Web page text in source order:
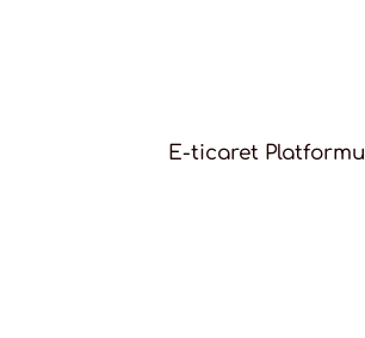
E-ticaret Platformu